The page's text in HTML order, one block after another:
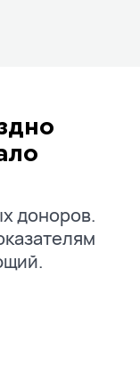
доноров.